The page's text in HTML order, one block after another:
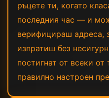
ръцете ти, когато
последния час — и
верифицираш адреса,
изпратиш без
постигнат от всеки
правилно настроен